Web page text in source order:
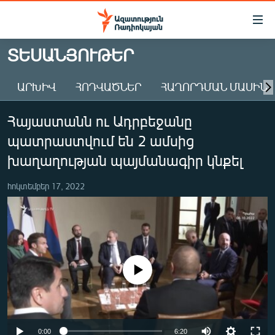
Մատչելիության
Անցնել
հիմնական
Անցնել
հիմնական
մենյուին
ԱԶԱՏՈՒԹՅՈՒՆ TV
ՀԱՅԱՍՏԱՆ
ԸՆՏՐՈՒԹՅՈՒՆՆԵՐ 2026
ԻՐԱՎՈՒՆՔ
ՏՆՏԵՍՈՒԹՅՈՒՆ
ՂԱՐԱԲԱՂ
ՊԱՏԵՐԱԶՄԻ 6 ՇԱԲԱԹՆԵՐԸ
ՏԱՐԱԾԱՇՐՋԱՆ
ՄԻՋԱԶԳԱՅԻՆ
ՄՇԱԿՈՒՅԹ
ՍՊՈՐՏ
ՏԵՍԱՆՅՈՒԹԵՐ
ԱՐԽԻՎ ՀՈԴՎԱԾՆԵՐ ՀԱՂՈՐԴՄԱՆ ՄԱՍԻՆ
Հայաստանն ու Ադրբեջանը
պատրաստվում են 2 ամսից
խաղաղության պայմանագիր կնքել
հոկտեմբեր 17, 2022
No media source currently available
0:00 6:20